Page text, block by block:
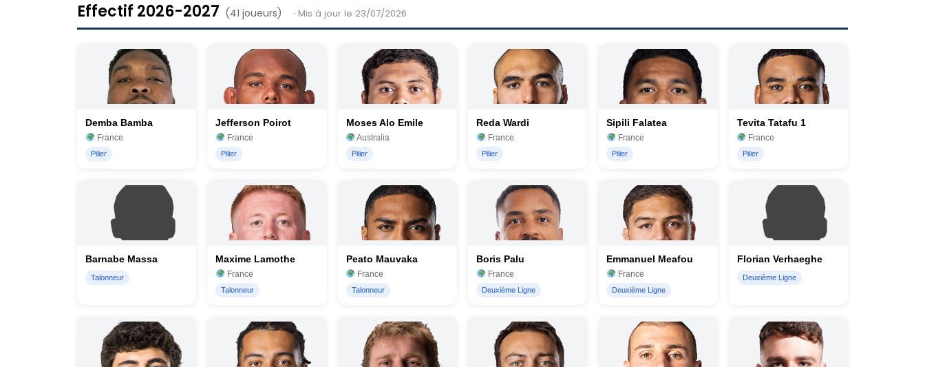
Effectif 2026-2027 (41 joueurs) · Mis à jour le 23/07/2026
Demba Bamba
France
Pilier
Jefferson Poirot
France
Pilier
Moses Alo Emile
Australia
Pilier
Reda Wardi
France
Pilier
Sipili Falatea
France
Pilier
Tevita Tatafu 1
France
Pilier
Barnabe Massa
Talonneur
Maxime Lamothe
France
Talonneur
Peato Mauvaka
France
Talonneur
Boris Palu
France
Deuxième Ligne
Emmanuel Meafou
France
Deuxième Ligne
Florian Verhaeghe
Deuxième Ligne